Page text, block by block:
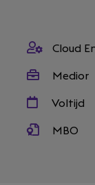
Cloud
Medior
Voltijd
MBO